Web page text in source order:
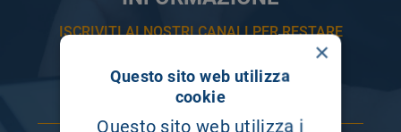
ISCRIVITI AI NOSTRI CANALI PER RESTARE
×
Questo sito web utilizza
cookie
Questo sito web utilizza i